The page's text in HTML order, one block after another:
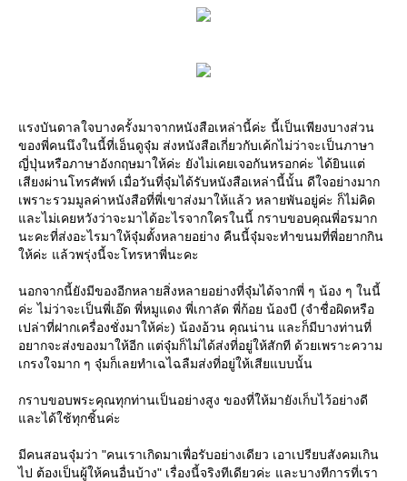
แรงบันดาลใจบางครั้งมาจากหนังสือเหล่านี้ค่ะ นี้เป็นเพียงบางส่วน
ของพี่คนนึงในนี้ที่เอ็นดูจุ๋ม ส่งหนังสือเกี่ยวกับเค้กไม่ว่าจะเป็นภาษา
ญี่ปุ่นหรือภาษาอังกฤษมาให้ค่ะ ยังไม่เคยเจอกันหรอกค่ะ ได้ยินแต่
เสียงผ่านโทรศัพท์ เมื่อวันที่จุ๋มได้รับหนังสือเหล่านี้นั้น ดีใจอย่างมาก
เพราะรวมมูลค่าหนังสือที่พี่เขาส่งมาให้แล้ว หลายพันอยู่ค่ะ ก็ไม่คิด
และไม่เคยหวังว่าจะมาได้อะไรจากใครในนี้ กราบขอบคุณพี่อรมาก
นะคะที่ส่งอะไรมาให้จุ๋มตั้งหลายอย่าง คืนนี้จุ๋มจะทำขนมที่พี่อยากกิน
ให้ค่ะ แล้วพรุ่งนี้จะโทรหาพี่นะคะ
นอกจากนี้ยังมีของอีกหลายสิ่งหลายอย่างที่จุ๋มได้จากพี่ ๆ น้อง ๆ ในนี้
ค่ะ ไม่ว่าจะเป็นพี่เอ๊ด พี่หมูแดง พี่เกาลัด พี่ก้อย น้องบี (จำชื่อผิดหรือ
เปล่าที่ฝากเครื่องชั่งมาให้ค่ะ) น้องอ้วน คุณน่าน และก็มีบางท่านที่
อยากจะส่งของมาให้อีก แต่จุ๋มก็ไม่ได้ส่งที่อยู่ให้สักที ด้วยเพราะความ
เกรงใจมาก ๆ จุ๋มก็เลยทำเฉไฉลืมส่งที่อยู่ให้เสียแบบนั้น
กราบขอบพระคุณทุกท่านเป็นอย่างสูง ของที่ให้มายังเก็บไว้อย่างดี
และได้ใช้ทุกชิ้นค่ะ
มีคนสอนจุ๋มว่า "คนเราเกิดมาเพื่อรับอย่างเดียว เอาเปรียบสังคมเกิน
ไป ต้องเป็นผู้ให้คนอื่นบ้าง" เรื่องนี้จริงทีเดียวค่ะ และบางทีการที่เรา